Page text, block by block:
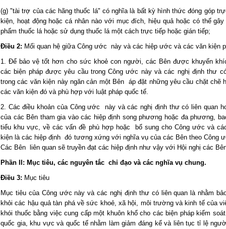
(g) "tài trợ của các hãng thuốc lá" có nghĩa là bất kỳ hình thức đóng góp
kiện, hoạt động hoặc cá nhân nào với mục đích, hiệu quả hoặc có thể
phẩm thuốc lá hoặc sử dụng thuốc lá một cách trực tiếp hoặc gián tiếp;
Điều 2: Mối quan hệ giữa Công ước này và các hiệp ước và các văn kiện
1. Để bảo vệ tốt hơn cho sức khoẻ con người, các Bên được khuyến
các biện pháp được yêu cầu trong Công ước này và các nghị định thư
trong các văn kiện này ngăn cản một Bên áp đặt những yêu cầu chặt chẽ
các văn kiện đó và phù hợp với luật pháp quốc tế.
2. Các điều khoản của Công ước này và các nghị định thư có liên quan
của các Bên tham gia vào các hiệp định song phương hoặc đa phương,
tiểu khu vực, về các vấn đề phù hợp hoặc bổ sung cho Công ước và
kiện là các hiệp định đó tương xứng với nghĩa vụ của các Bên theo Công
Các Bên liên quan sẽ truyền đạt các hiệp định như vậy với Hội nghị các
Phần II: Mục tiêu, các nguyên tắc chỉ đạo và các nghĩa vụ chung.
Điều 3: Mục tiêu
Mục tiêu của Công ước này và các nghị định thư có liên quan là nhằm
khỏi các hậu quả tàn phá về sức khoẻ, xã hội, môi trường và kinh tế của
khói thuốc bằng việc cung cấp một khuôn khổ cho các biện pháp kiểm
quốc gia, khu vực và quốc tế nhằm làm giảm đáng kể và liên tục tỉ lệ